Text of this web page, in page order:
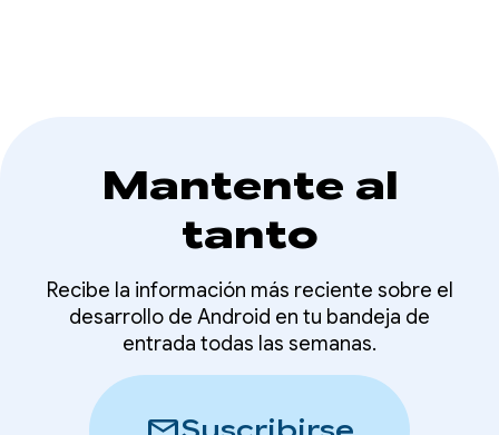
Mantente al
tanto
Recibe la información más reciente sobre el
desarrollo de Android en tu bandeja de
entrada todas las semanas.